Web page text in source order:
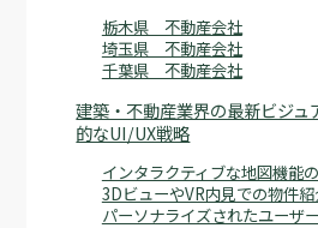
栃木県 不動産会社
埼玉県 不動産会社
千葉県 不動産会社
建築・不動産業界の最新ビジュ
的なUI/UX戦略
インタラクティブな地図機能
3DビューやVR内見での物件
パーソナライズされたユーザ